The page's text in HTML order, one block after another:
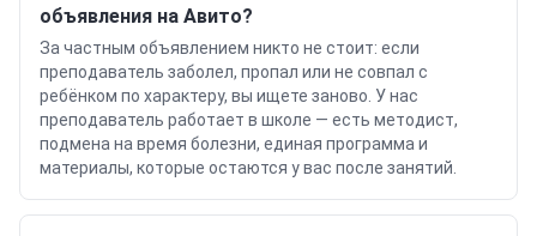
объявления на Авито?
За частным объявлением никто не стоит: если
преподаватель заболел, пропал или не совпал с
ребёнком по характеру, вы ищете заново. У нас
преподаватель работает в школе — есть методист,
подмена на время болезни, единая программа и
материалы, которые остаются у вас после занятий.